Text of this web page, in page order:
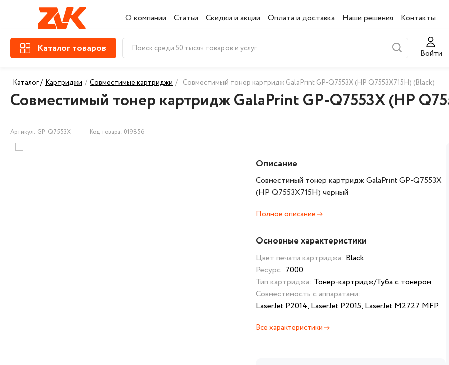
О компании Статьи Скидки и акции Оплата и доставка Наши решения Контакты
Каталог товаров Войти
Каталог / Картриджи / Совместимые картриджи / Совместимый тонер картридж GalaPrint GP-Q7553X (HP Q7553X715H) (Black)
Совместимый тонер картридж GalaPrint GP-Q7553X (HP
Артикул: GP-Q7553X Код товара: 019856
Описание
Совместимый тонер картридж GalaPrint GP-Q7553X
(HP Q7553X715H) черный
Полное описание
Основные характеристики
Цвет печати картриджа: Black
Ресурс: 7000
Тип картриджа: Тонер-картридж/Туба с тонером
Совместимость с аппаратами:
LaserJet P2014, LaserJet P2015, LaserJet M2727 MFP
Все характеристики